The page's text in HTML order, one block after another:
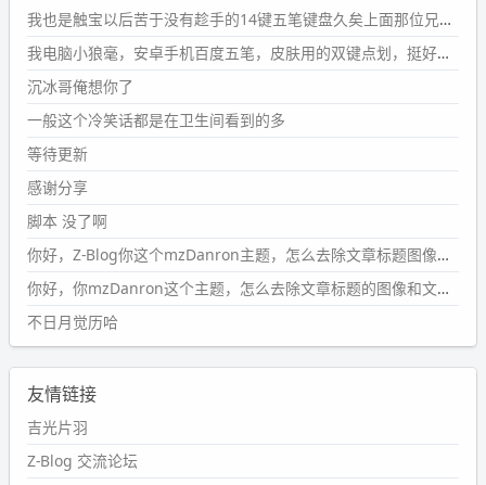
#PubWord要不我每年汇总整理一次？？碎雨集_沉冰浮水_
第1页https://www.wdssmq.com/tag/%E7%A2%8E%E9%9
B%A8%E9%9B%86/
wdssmq
2024-09-23 20:58:40
#PubWord
条嘟？？？？
wdssmq
2024-09-15 10:32:07
#PubWordVSCode 内 git 操作卡住的时候没办法主动取消
一直是个痛点，一般都是推送或拉取，今天连提交都卡
了。。
wdssmq
2024-09-11 08:45:43
#PubWord
然后天凉了，为了应对踢被子买了睡袋，不知道 1.2 米会不
会略窄。。
我也是触宝以后苦于没有趁手的14键五笔键盘久矣上面那位兄台用的百度双键点划布局我也用过很久，那个皮肤做得很粗糙，个别键位的触发区域是错位的，快速打字时很容易出错，修改它的皮肤文件校正后勉强能用，但早年出的皮肤分辨率太低，实在谈不上美观。百度小米定制版的商店里有一个"小黑板"皮肤还不错(百度官方输入法商店里没有)，但那个风格我不喜欢这两天找到了一个叫"森林集"的公众号，开发了海量的皮肤，很多都有14键版本，付费但很便宜，几块钱，终于有自己满意的输入法了搜了一下，这个工作室还是百度的官方合作伙伴，不知道为什么14键作品都不在官方商店上架，难道是百度官方在刻意放弃14键？
我电脑小狼毫，安卓手机百度五笔，皮肤用的双键点划，挺好的。
沉冰哥俺想你了
一般这个冷笑话都是在卫生间看到的多
等待更新
感谢分享
脚本 没了啊
你好，Z-Blog你这个mzDanron主题，怎么去除文章标题图像和文章摘要，仅显示标题，感谢回复！
你好，你mzDanron这个主题，怎么去除文章标题的图像和文章摘要！仅显示标题，感谢回复解决！
不日月觉历哈
友情链接
吉光片羽
Z-Blog 交流论坛